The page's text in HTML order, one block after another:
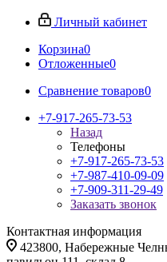
Личный кабинет
Корзина0
Отложенные0
Сравнение товаров0
+7-917-265-73-53
Назад
Телефоны
+7-917-265-73-53
+7-987-410-09-09
+7-909-311-29-49
Заказать звонок
Контактная информация
423800, Набережные